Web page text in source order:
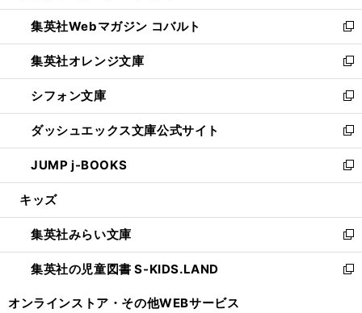
開
く
ウ
で
開
く
ン
ド
ウ
で
開
く
ウ
ィ
ン
ド
ウ
で
開
く
集英社Webマガジン コバルト
新
し
い
ウ
ィ
ン
ド
ウ
で
開
集英社オレンジ文庫
新
し
い
ウ
ィ
ン
ド
ウ
開
く
シフォン文庫
新
し
い
ウ
ィ
ン
ウ
で
開
く
ダッシュエックス文庫公式サイト
新
し
い
ウ
ン
ド
ウ
で
JUMP j-BOOKS
新
し
ウ
ィ
ン
ド
キッズ
集英社みらい文庫
新
し
い
集英社の児童図書 S-KIDS.LAND
新
オンラインストア・ その他WEBサービス